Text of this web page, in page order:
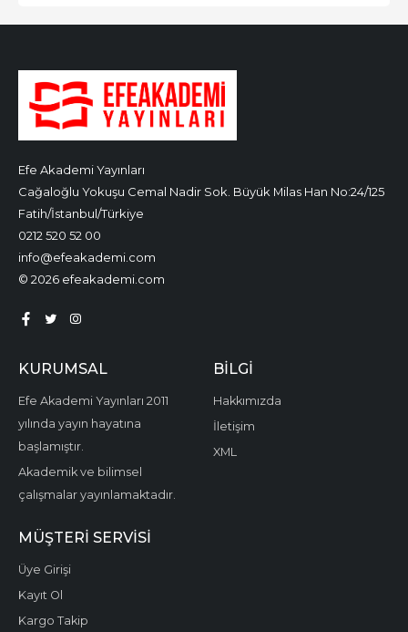
Efe Akademi Yayınları
Cağaloğlu Yokuşu Cemal Nadir Sok. Büyük Milas Han No:24/125
Fatih/İstanbul/Türkiye
0212 520 52 00
info@efeakademi.com
© 2026 efeakademi.com
KURUMSAL
Efe Akademi Yayınları 2011
yılında yayın hayatına
başlamıştır.
Akademik ve bilimsel
çalışmalar yayınlamaktadır.
BILGI
Hakkımızda
İletişim
XML
MÜŞTERI SERVISI
Üye Girişi
Kayıt Ol
Kargo Takip